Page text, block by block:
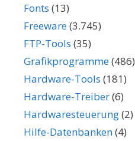
Fonts (13)
Freeware(3.745)
FTP-Tools (35)
Grafikprogramme(486)
Hardware-Tools (181)
Hardware-Treiber(6)
Hardwaresteuerung(2)
Hilfe-Datenbanken(4)